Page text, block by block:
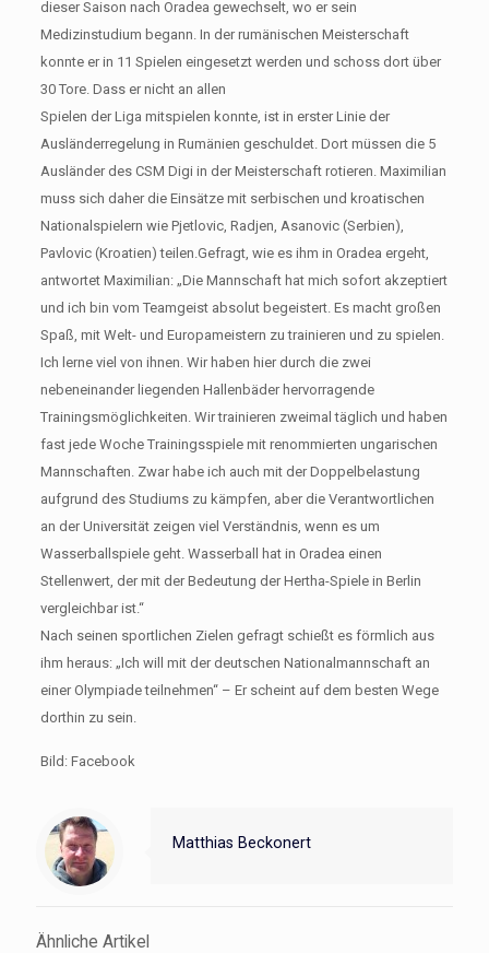
dieser Saison nach Oradea gewechselt, wo er sein
Medizinstudium begann. In der rumänischen Meisterschaft
konnte er in 11 Spielen eingesetzt werden und schoss dort über
30 Tore. Dass er nicht an allen
Spielen der Liga mitspielen konnte, ist in erster Linie der
Ausländerregelung in Rumänien geschuldet. Dort müssen die 5
Ausländer des CSM Digi in der Meisterschaft rotieren. Maximilian
muss sich daher die Einsätze mit serbischen und kroatischen
Nationalspielern wie Pjetlovic, Radjen, Asanovic (Serbien),
Pavlovic (Kroatien) teilen.Gefragt, wie es ihm in Oradea ergeht,
antwortet Maximilian: „Die Mannschaft hat mich sofort akzeptiert
und ich bin vom Teamgeist absolut begeistert. Es macht großen
Spaß, mit Welt- und Europameistern zu trainieren und zu spielen.
Ich lerne viel von ihnen. Wir haben hier durch die zwei
nebeneinander liegenden Hallenbäder hervorragende
Trainingsmöglichkeiten. Wir trainieren zweimal täglich und haben
fast jede Woche Trainingsspiele mit renommierten ungarischen
Mannschaften. Zwar habe ich auch mit der Doppelbelastung
aufgrund des Studiums zu kämpfen, aber die Verantwortlichen
an der Universität zeigen viel Verständnis, wenn es um
Wasserballspiele geht. Wasserball hat in Oradea einen
Stellenwert, der mit der Bedeutung der Hertha-Spiele in Berlin
vergleichbar ist.“
Nach seinen sportlichen Zielen gefragt schießt es förmlich aus
ihm heraus: „Ich will mit der deutschen Nationalmannschaft an
einer Olympiade teilnehmen“ – Er scheint auf dem besten Wege
dorthin zu sein.
Bild: Facebook
Matthias Beckonert
Ähnliche Artikel